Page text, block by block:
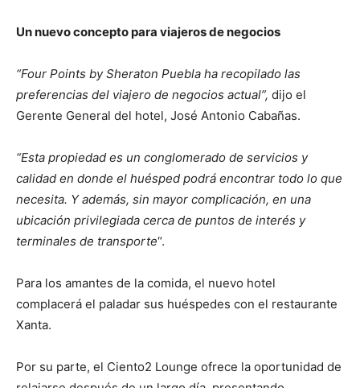
Un nuevo concepto para viajeros de negocios
“Four Points by Sheraton Puebla ha recopilado las
preferencias del viajero de negocios actual”, dijo el
Gerente General del hotel, José Antonio Cabañas.
“Esta propiedad es un conglomerado de servicios y
calidad en donde el huésped podrá encontrar todo lo que
necesita. Y además, sin mayor complicación, en una
ubicación privilegiada cerca de puntos de interés y
terminales de transporte“.
Para los amantes de la comida, el nuevo hotel
complacerá el paladar sus huéspedes con el restaurante
Xanta.
Por su parte, el Ciento2 Lounge ofrece la oportunidad de